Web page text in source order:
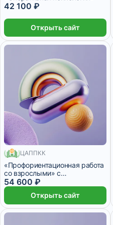
42 100 ₽
Открыть сайт
760 месяцев
ЦАППКК
«Профориентационная работа
со взрослыми» с
присвоением квалификации
«Профориентолог»
54 600 ₽
Открыть сайт